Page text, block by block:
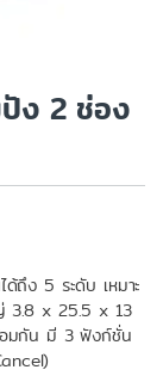
ปัง 2 ช่อง
ถึง 5 ระดับ เหมาะ
3.8 x 25.5 x 13
มกัน มี 3 ฟังก์ชั่น